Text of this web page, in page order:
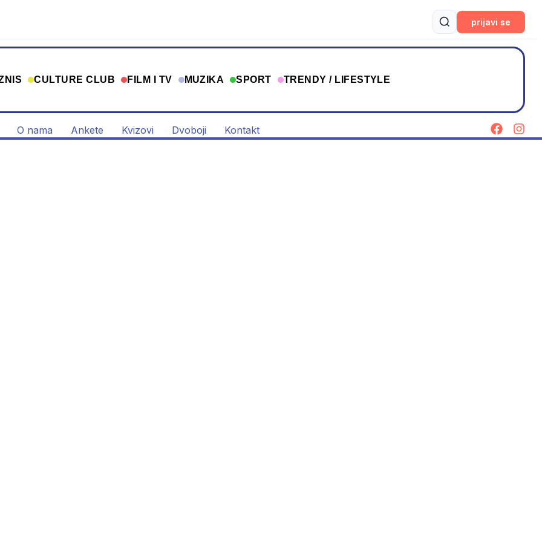
prijavi se
CULTURE CLUB FILM I TV MUZIKA SPORT TRENDY / LIFESTYLE
O nama Ankete Kvizovi Dvoboji Kontakt